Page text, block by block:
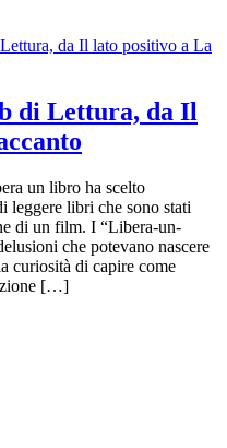
di Lettura, da Il
un libro ha scelto
leggere libri che sono stati
di un film. I “Libera-un-
che potevano nascere
curiosità di capire come
[…]